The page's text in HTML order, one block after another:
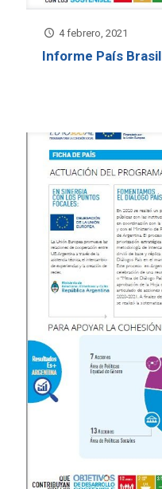
4 febrero, 2021
Informe País Brasil